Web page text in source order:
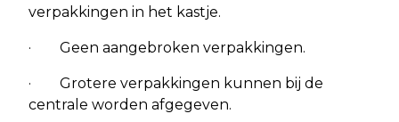
verpakkingen in het kastje.
· Geen aangebroken verpakkingen.
· Grotere verpakkingen kunnen bij de
centrale worden afgegeven.